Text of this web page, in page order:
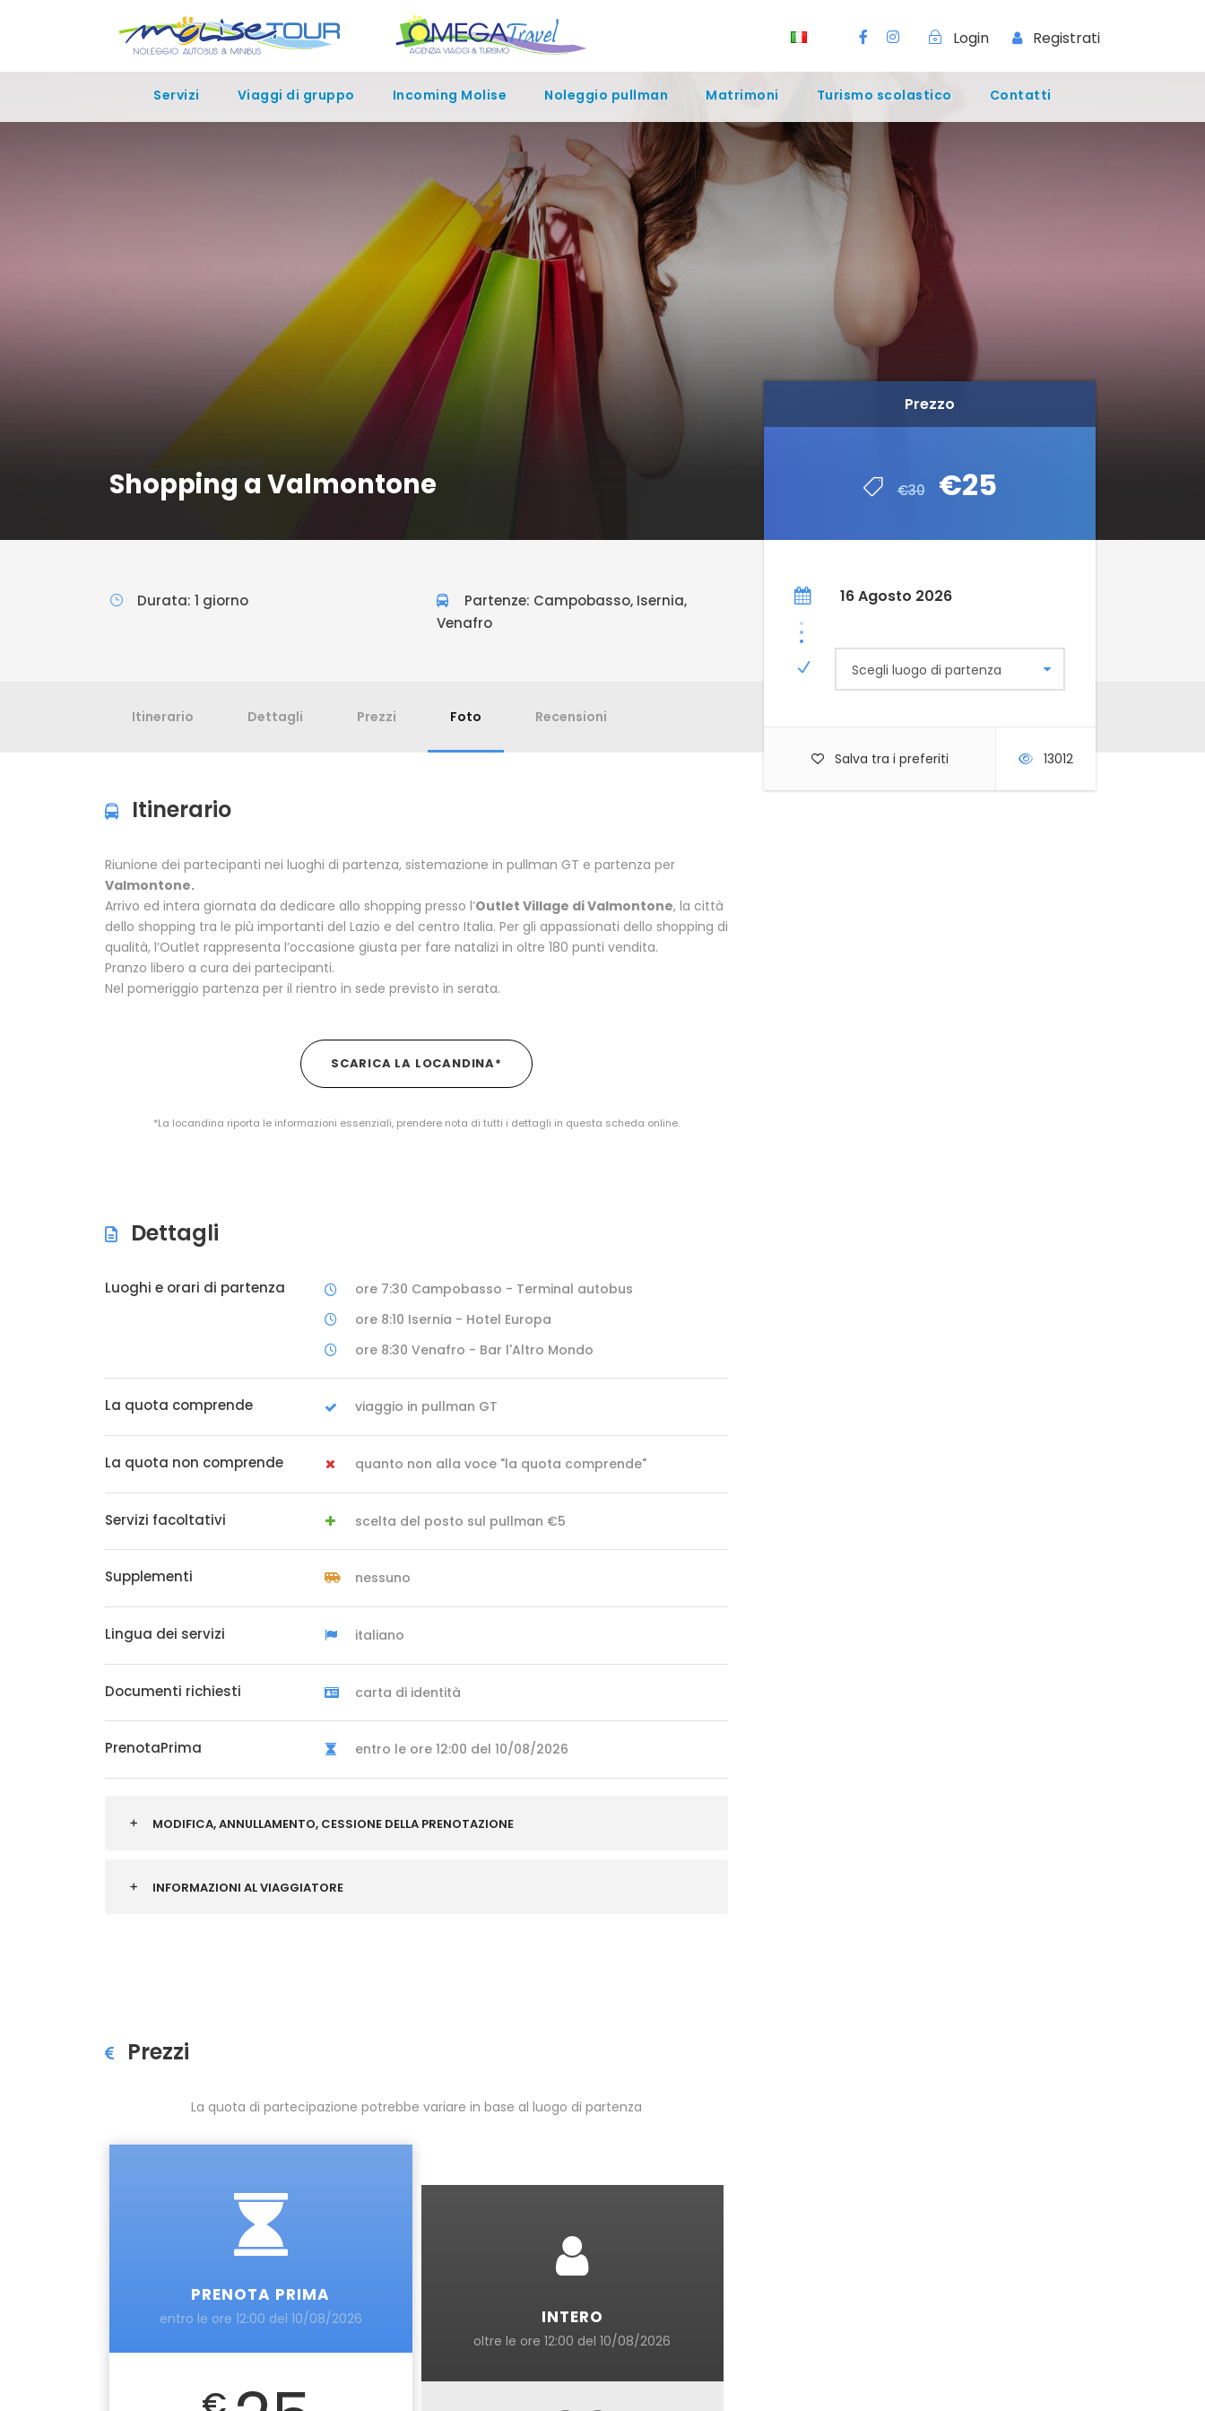
Login Registrati
Servizi Viaggi di gruppo Incoming Molise Noleggio pullman Matrimoni Turismo scolastico Contatti
Shopping a Valmontone
Prezzo
€30 €25
16 Agosto 2026
Scegli luogo di partenza
Salva tra i preferiti 13012
Durata: 1 giorno
Partenze: Campobasso, Isernia,
Venafro
Itinerario Dettagli Prezzi Foto Recensioni
Itinerario
Riunione dei partecipanti nei luoghi di partenza, sistemazione in pullman GT e partenza per
Valmontone.
Arrivo ed intera giornata da dedicare allo shopping presso l’Outlet Village di Valmontone, la città
dello shopping tra le più importanti del Lazio e del centro Italia. Per gli appassionati dello shopping di
qualità, l’Outlet rappresenta l’occasione giusta per fare natalizi in oltre 180 punti vendita.
Pranzo libero a cura dei partecipanti.
Nel pomeriggio partenza per il rientro in sede previsto in serata.
SCARICA LA LOCANDINA*
*La locandina riporta le informazioni essenziali, prendere nota di tutti i dettagli in questa scheda online.
Dettagli
Luoghi e orari di partenza
ore 7:30 Campobasso - Terminal autobus
ore 8:10 Isernia - Hotel Europa
ore 8:30 Venafro - Bar l'Altro Mondo
La quota comprende viaggio in pullman GT
La quota non comprende quanto non alla voce "la quota comprende"
Servizi facoltativi scelta del posto sul pullman €5
Supplementi nessuno
Lingua dei servizi italiano
Documenti richiesti carta di identità
PrenotaPrima entro le ore 12:00 del 10/08/2026
MODIFICA, ANNULLAMENTO, CESSIONE DELLA PRENOTAZIONE
INFORMAZIONI AL VIAGGIATORE
Prezzi
La quota di partecipazione potrebbe variare in base al luogo di partenza
PRENOTA PRIMA
entro le ore 12:00 del 10/08/2026 INTERO
oltre le ore 12:00 del 10/08/2026